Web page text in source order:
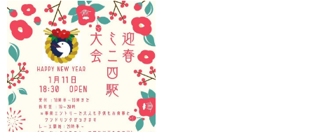
検査機器
プレスリリース
特許紹介
採用情報
お問い合せ